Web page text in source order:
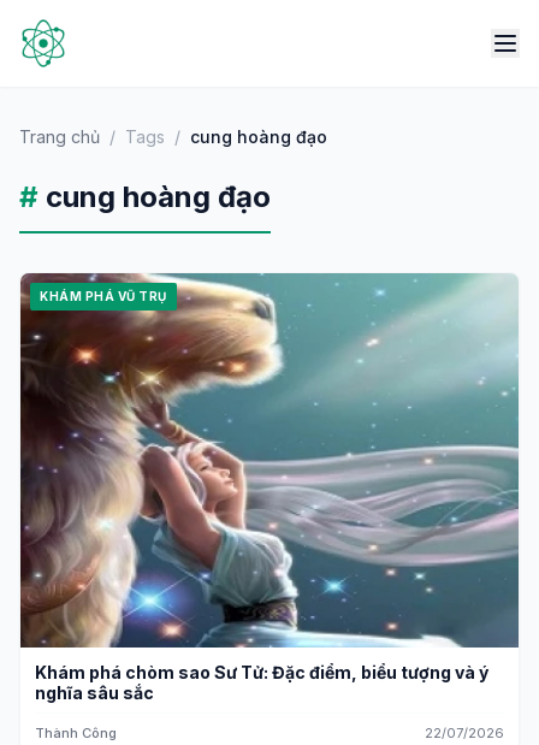
Trang chủ / Tags / cung hoàng đạo
# cung hoàng đạo
KHÁM PHÁ VŨ TRỤ
Khám phá chòm sao Sư Tử: Đặc điểm, biểu tượng và ý
nghĩa sâu sắc
Thành Công 22/07/2026